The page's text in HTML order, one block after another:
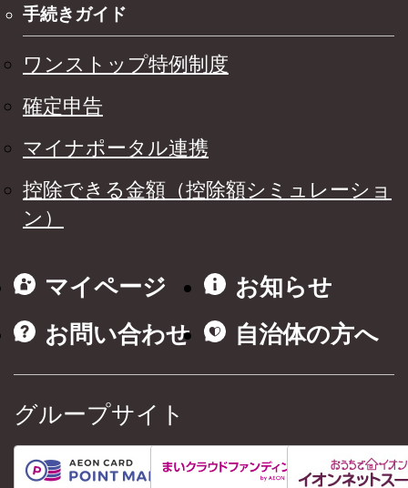
手続きガイド
ワンストップ特例制度
確定申告
マイナポータル連携
控除できる金額（控除額シミュレーショ
ン）
マイページ
お知らせ
お問い合わせ
自治体の方へ
グループサイト